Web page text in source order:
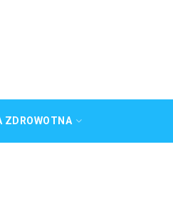
ZDROWOTNA